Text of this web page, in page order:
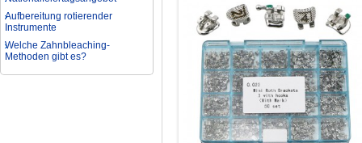
Instrumente
Methoden gibt es?
Hand- und Winkelstücken zu